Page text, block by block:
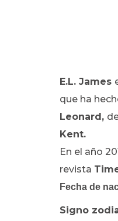
E.L. James
que ha
Leonard,
Kent.
En el año
revista
Fecha de
Signo